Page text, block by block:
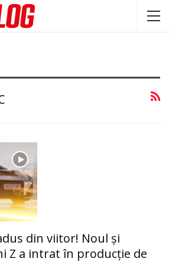
din viitor! Noul şi
Z a intrat în producţie de